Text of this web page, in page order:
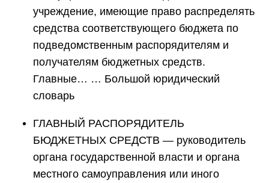
учреждение, имеющие право распределять
средства соответствующего бюджета по
подведомственным распорядителям и
получателям бюджетных средств.
Главные… … Большой юридический
словарь
ГЛАВНЫЙ РАСПОРЯДИТЕЛЬ
БЮДЖЕТНЫХ СРЕДСТВ — руководитель
органа государственной власти и органа
местного самоуправления или иного